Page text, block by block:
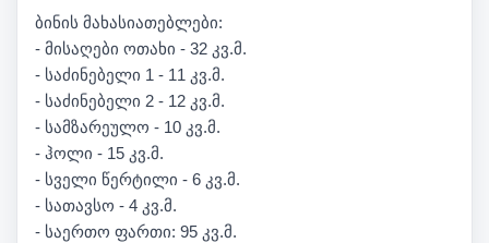
ბინის მახასიათებლები:
- მისაღები ოთახი - 32 კვ.მ.
- საძინებელი 1 - 11 კვ.მ.
- საძინებელი 2 - 12 კვ.მ.
- სამზარეულო - 10 კვ.მ.
- ჰოლი - 15 კვ.მ.
- სველი წერტილი - 6 კვ.მ.
- სათავსო - 4 კვ.მ.
- საერთო ფართი: 95 კვ.მ.